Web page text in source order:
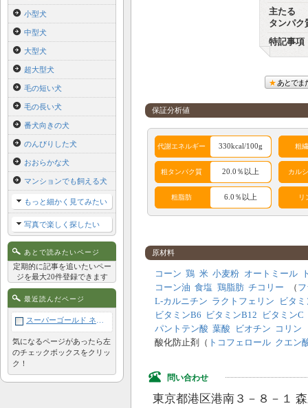
主たる
タンパク
特記事項
あとでま
保証分析値
代謝エネルギー 330kcal/100g 粗
粗タンパク質 20.0％以上 カル
粗脂肪 6.0％以上 リ
鶏
サケ 酵母 肉類 卵
穀類 コーン 大豆
植物性
タンパ
ク
原材料
コーン 鶏 米 小麦粉 オートミール
コーン油 食塩 鶏脂肪 チコリー （
L-カルニチン ラクトフェリン
ビタ
ビタミンB6
ビタミンB12
ビタミンC
パントテン酸 葉酸 ビオチン コリン
酸化防止剤（ トコフェロール クエン
問い合わせ
東京都港区港南３－８－１
小型犬
中型犬
大型犬
超大型犬
毛の短い犬
毛の長い犬
番犬向きの犬
のんびりした犬
おおらかな犬
マンションでも飼える犬
もっと細かく見てみたい
写真で楽しく探したい
あとで読みたいページ
定期的に記事を追いたいペー
ジを最大20件登録できます
最近読んだページ
気になるページがあったら左
のチェックボックスをクリッ
ク！